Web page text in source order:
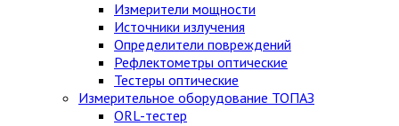
Измерители мощности
Источники излучения
Определители повреждений
Рефлектометры оптические
Тестеры оптические
Измерительное оборудование ТОПАЗ
ORL-тестер